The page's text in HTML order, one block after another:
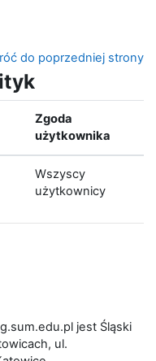
do poprzedniej strony
Zgoda
użytkownika
Wszyscy
użytkownicy
jest Śląski
ul.